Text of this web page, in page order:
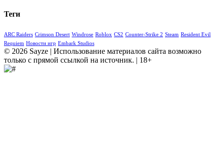
Теги
ARC Raiders Crimson Desert Windrose Roblox CS2 Counter-Strike 2 Steam Resident Evil
Requiem Новости игр Embark Studios
© 2026 Sayze | Использование материалов сайта возможно
только с прямой ссылкой на источник. | 18+